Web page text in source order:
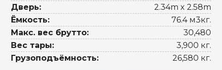
Дверь:
2.34m x 2.58m
Ёмкость:
76.4 м3кг.
Макс. вес брутто:
30,480
Вес тары:
3,900 кг.
Грузоподъёмность:
26,580 кг.